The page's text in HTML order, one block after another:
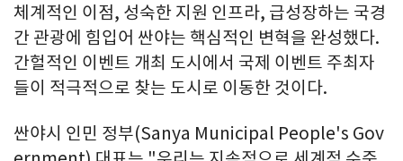
체계적인 이점, 성숙한 지원 인프라, 급성장하는 국경
간 관광에 힘입어 싼야는 핵심적인 변혁을 완성했다.
간헐적인 이벤트 개최 도시에서 국제 이벤트 주최자
들이 적극적으로 찾는 도시로 이동한 것이다.
싼야시 인민 정부(Sanya Municipal People's Gov